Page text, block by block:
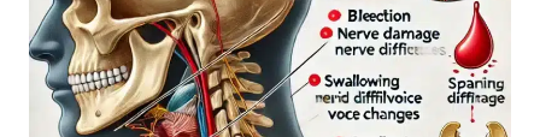
VE
HASTALARIN
YORUMLARI